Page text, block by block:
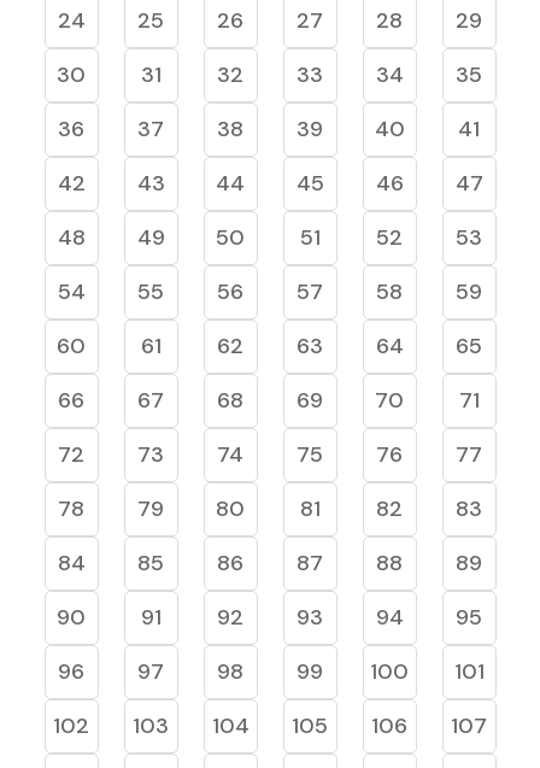
24
25 26 27 28
29
30
31 32 33 34
35
36
37 38 39 40
41
42
43 44 45 46
47
48
49 50 51 52
53
54
55 56 57 58
59
60
61 62 63 64
65
66
67 68 69 70
71
72
73 74 75 76
77
78
79 80 81 82
83
84
85 86 87 88
89
90
91 92 93 94
95
96
97 98 99 100
101
102
103 104 105 106
107